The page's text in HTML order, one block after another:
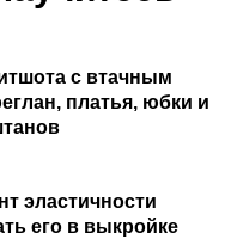
с втачным
платья, юбки и
эластичности
его в выкройке